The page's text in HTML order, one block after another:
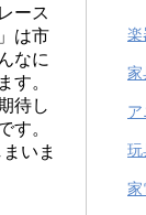
ース
は市
なに
す。
待し
す。
いま
楽
家
玩
家